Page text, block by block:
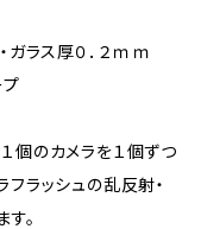
ガラス厚０．２ｍｍ
プ
個のカメラを１個ずつ
ラッシュの乱反射・
。